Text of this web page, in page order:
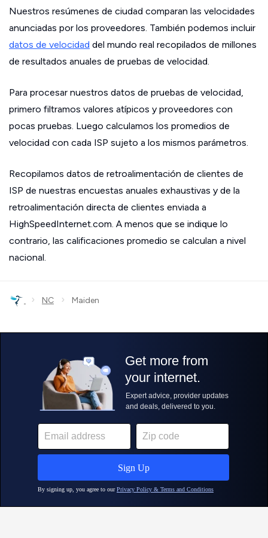
Nuestros resúmenes de ciudad comparan las velocidades
anunciadas por los proveedores. También podemos incluir
datos de velocidad del mundo real recopilados de millones
de resultados anuales de pruebas de velocidad.
Para procesar nuestros datos de pruebas de velocidad,
primero filtramos valores atípicos y proveedores con
pocas pruebas. Luego calculamos los promedios de
velocidad con cada ISP sujeto a los mismos parámetros.
Recopilamos datos de retroalimentación de clientes de
ISP de nuestras encuestas anuales exhaustivas y de la
retroalimentación directa de clientes enviada a
HighSpeedInternet.com. A menos que se indique lo
contrario, las calificaciones promedio se calculan a nivel
nacional.
› NC › Maiden